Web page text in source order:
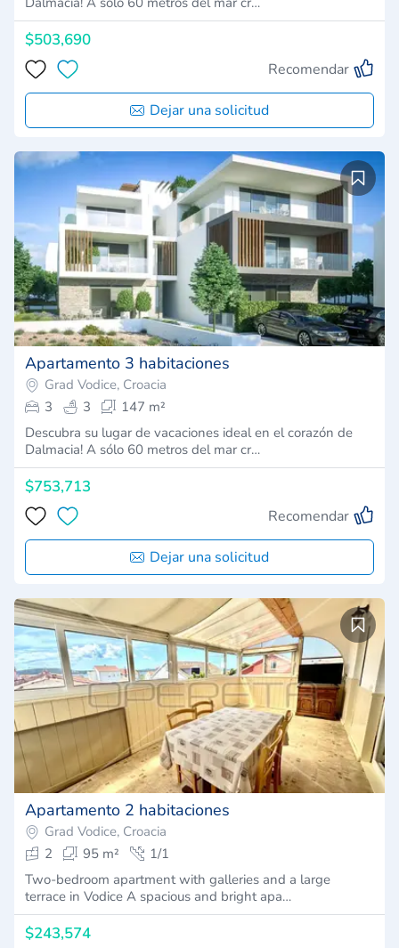
$503,690
Recomendar
Dejar una solicitud
Apartamento 3 habitaciones
Grad Vodice, Croacia
3
3
147 m²
Descubra su lugar de vacaciones ideal en el corazón de
Dalmacia! A sólo 60 metros del mar cr…
$753,713
Recomendar
Dejar una solicitud
Apartamento 2 habitaciones
Grad Vodice, Croacia
2
95 m²
1/1
Two-bedroom apartment with galleries and a large
terrace in Vodice A spacious and bright apa…
$243,574